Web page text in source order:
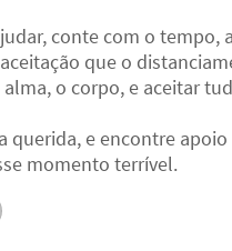
conte com o tempo,
que o
o corpo, e aceitar
querida, e encontre
momento terrível.